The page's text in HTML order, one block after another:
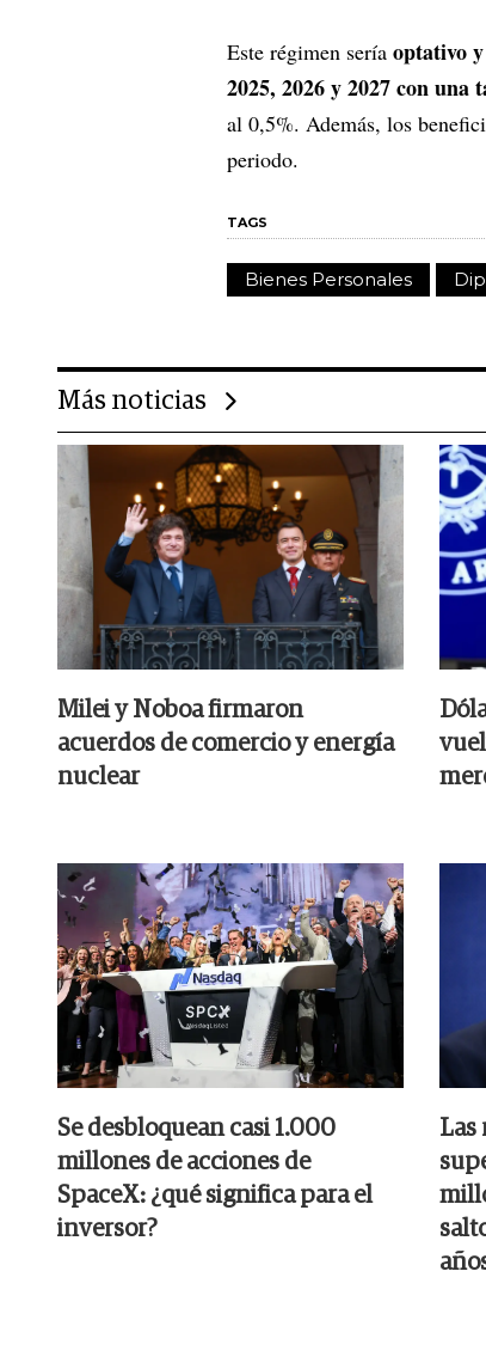
Este régimen sería optativo
2025, 2026 y 2027 con una
al 0,5%. Además, los
periodo.
TAGS
Bienes Personales
Más noticias
Milei y Noboa firmaron
acuerdos de comercio y energía
nuclear
Se desbloquean casi 1.000
millones de acciones de
SpaceX: ¿qué significa para el
inversor?
Las